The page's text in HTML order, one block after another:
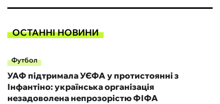
ОСТАННІ НОВИНИ
Футбол
УАФ підтримала УЄФА у протистоянні з
Інфантіно: українська організація
незадоволена непрозорістю ФІФА